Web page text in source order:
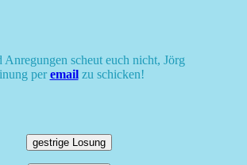
Anregungen scheut euch nicht, Jörg
peremailzu schicken!
gestrige Losung